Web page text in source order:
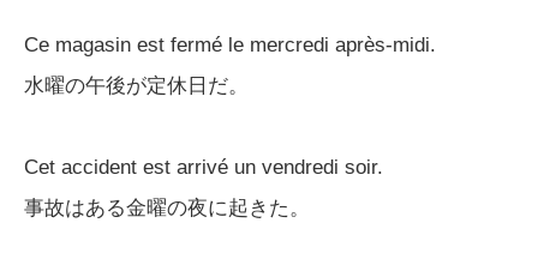
Ce magasin est fermé le mercredi après-midi.
水曜の午後が定休日だ。
Cet accident est arrivé un vendredi soir.
事故はある金曜の夜に起きた。